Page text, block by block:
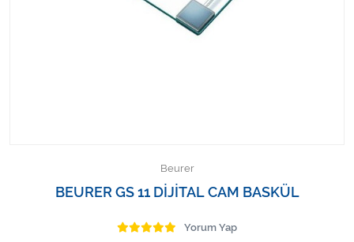
Beurer
BEURER GS 11 DİJİTAL CAM BASKÜL
Yorum Yap